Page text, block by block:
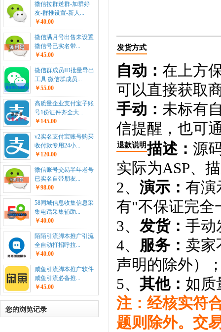
微信拉群送群-加群好
友-群推设置-新人...
￥40.00
微信满月号出售未设置
微信号已实名带...
￥45.00
微信群成员ID批量导出
工具 微信群成员...
￥55.00
高质量企业支付宝子账
号1份证件齐全大...
￥145.00
v2实名支付宝账号购买
收付款专用24小...
￥120.00
微信账号交易半年老号
已实名自带朋友...
￥98.00
58同城信息收集信息采
集电话采集辅助...
￥40.00
陌陌引流脚本推广引流
全自动打招呼拉...
￥40.00
咸鱼引流脚本推广软件
咸鱼引流必备推...
￥45.00
您的浏览记录
发货方式
自动： 在上方
可以直接获取
手动： 未标有
信提醒，也可
退款说明描述： 源
实际为ASP、
2、 演示： 有演
有"不保证完全
3、 发货： 手动
4、 服务： 卖家
声明的除外）
5、 其他： 如质
注：经核实符
题则除外。交